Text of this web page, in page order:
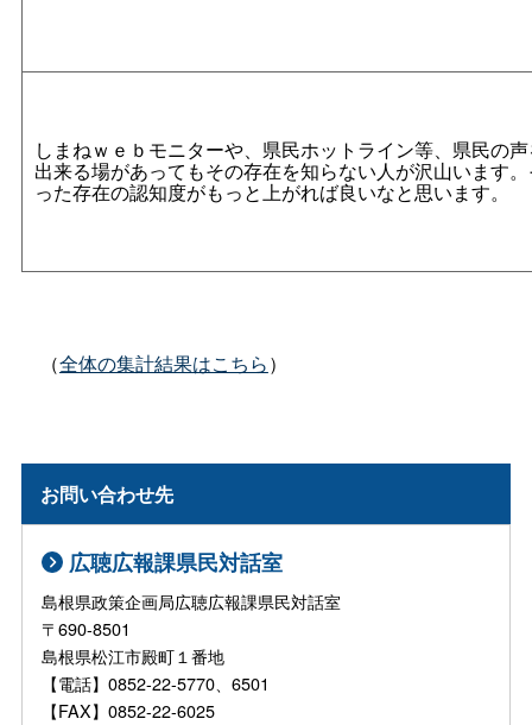
しまねｗｅｂモニターや、県民ホットライン等、県民の
出来る場があってもその存在を知らない人が沢山います
った存在の認知度がもっと上がれば良いなと思います。
（全体の集計結果はこちら）
お問い合わせ先
広聴広報課県民対話室
島根県政策企画局広聴広報課県民対話室
〒690-8501
島根県松江市殿町１番地
【電話】0852-22-5770、6501
【FAX】0852-22-6025